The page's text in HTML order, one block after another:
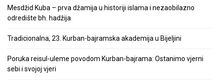
Mesdžid Kuba – prva džamija u historiji islama i nezaobilazno
odredište bh. hadžija
Tradicionalna, 23. Kurban-bajramska akademija u Bijeljini
Poruka reisul-uleme povodom Kurban-bajrama: Ostanimo vjerni
sebi i svojoj vjeri